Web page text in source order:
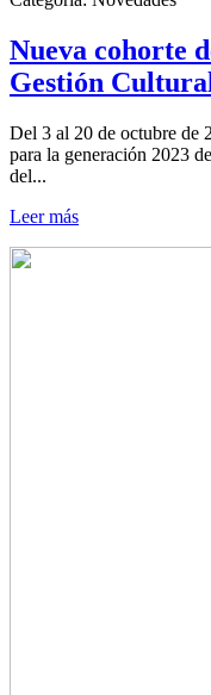
Nueva cohorte
Gestión
Del 3 al 20 de octubre de
para la generación 2023
del...
Leer más